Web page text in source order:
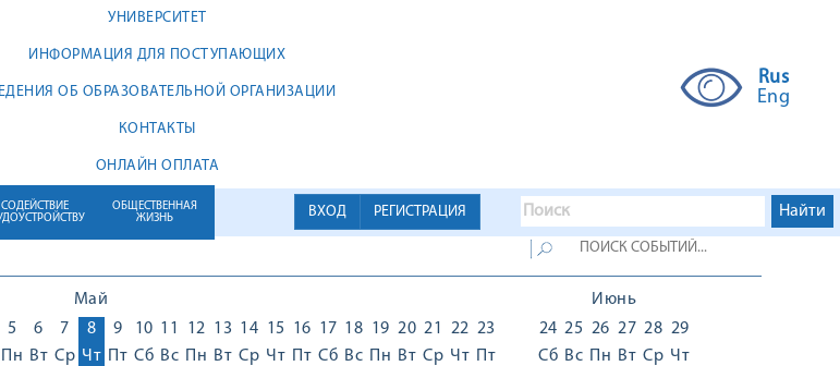
УНИВЕРСИТЕТ
ИНФОРМАЦИЯ ДЛЯ ПОСТУПАЮЩИХ
ОБ ОБРАЗОВАТЕЛЬНОЙ ОРГАНИЗАЦИИ
КОНТАКТЫ
ОНЛАЙН ОПЛАТА
Rus
Eng
ВХОД РЕГИСТРАЦИЯ
СОДЕЙСТВИЕ
ОБЩЕСТВЕННАЯ
ЖИЗНЬ
Май
5
Пн
6
Вт
7
Ср
8
Чт
9
Пт
10
Сб
11
Вс
12
Пн
13
Вт
14
Ср
15
Чт
16
Пт
17
Сб
18
Вс
19
Пн
20
Вт
21
Ср
22
Чт
23
Пт
Июнь
24
Сб
25
Вс
26
Пн
27
Вт
28
Ср
29
Чт